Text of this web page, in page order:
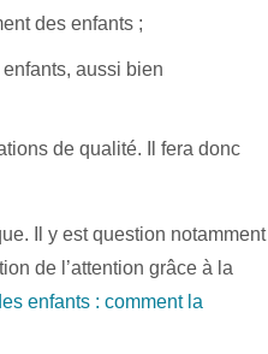
des enfants ;
aussi bien
de qualité. Il fera donc
Il y est question notamment
de l’attention grâce à la
enfants : comment la